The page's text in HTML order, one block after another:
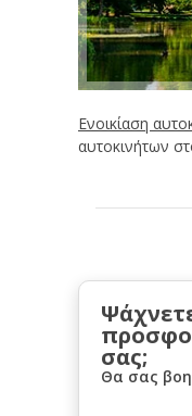
Ενοικίαση
αυτοκινήτων
σας;
Θα σας